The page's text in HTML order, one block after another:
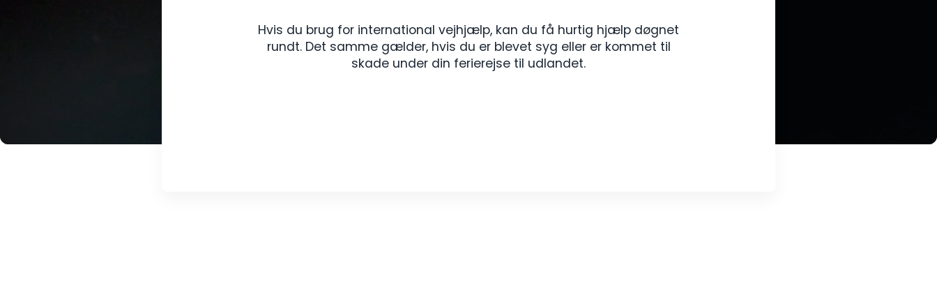
Hvis du brug for international vejhjælp, kan du få hurtig hjælp døgnet
rundt. Det samme gælder, hvis du er blevet syg eller er kommet til
skade under din ferierejse til udlandet.